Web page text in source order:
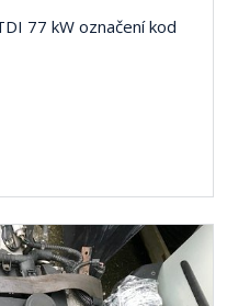
77 kW označení kod